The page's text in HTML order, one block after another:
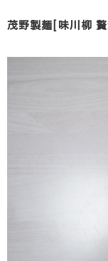
茂野製麺[味川柳